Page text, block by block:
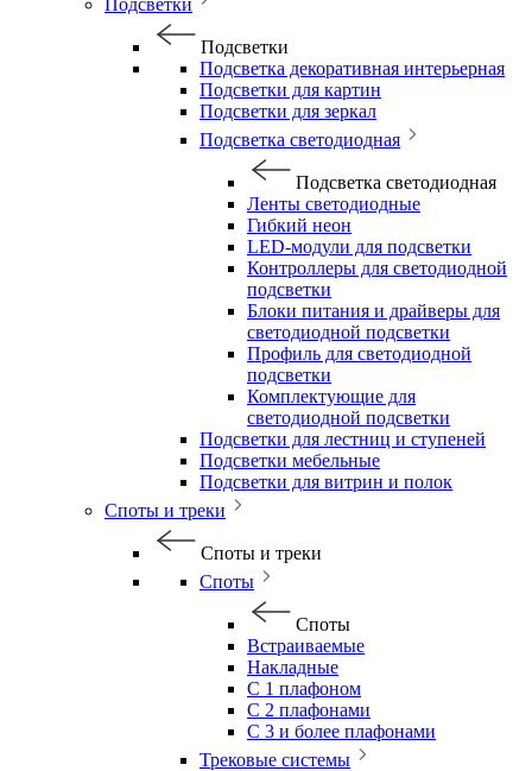
Подсветки
Подсветки
Подсветка декоративная интерьерная
Подсветки для картин
Подсветки для зеркал
Подсветка светодиодная
Подсветка светодиодная
Ленты светодиодные
Гибкий неон
LED-модули для подсветки
Контроллеры для светодиодной
подсветки
Блоки питания и драйверы для
светодиодной подсветки
Профиль для светодиодной
подсветки
Комплектующие для
светодиодной подсветки
Подсветки для лестниц и ступеней
Подсветки мебельные
Подсветки для витрин и полок
Споты и треки
Споты и треки
Споты
Споты
Встраиваемые
Накладные
С 1 плафоном
С 2 плафонами
С 3 и более плафонами
Трековые системы